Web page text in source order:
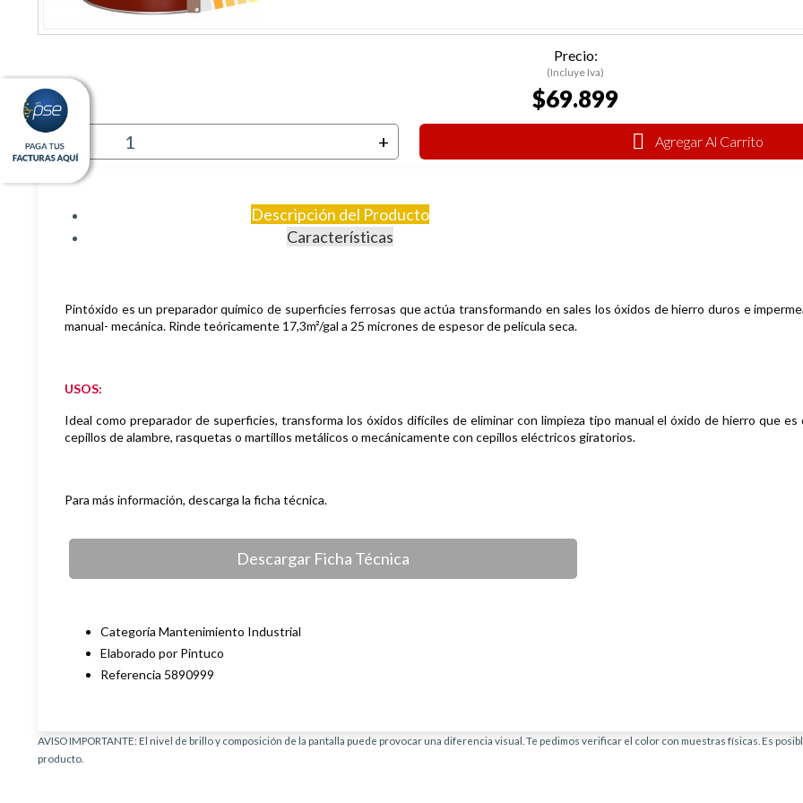
Precio:
(Incluye Iva)
$69.899
- + Agregar Al Carrito
Descripción del Producto
Características
Pintóxido es un preparador químico de superficies ferrosas que actúa transformando en sales los óxidos de hierro duros e
manual- mecánica. Rinde teóricamente 17,3m²/gal a 25 micrones de espesor de película seca.
USOS:
Ideal como preparador de superficies, transforma los óxidos difíciles de eliminar con limpieza tipo manual el óxido de hierro que
cepillos de alambre, rasquetas o martillos metálicos o mecánicamente con cepillos eléctricos giratorios.
Para más información, descarga la ficha técnica.
Descargar Ficha Técnica
Categoría Mantenimiento Industrial
Elaborado por Pintuco
Referencia 5890999
AVISO IMPORTANTE: El nivel de brillo y composición de la pantalla puede provocar una diferencia visual. Te pedimos verificar el color con muestras físicas. Es
producto.